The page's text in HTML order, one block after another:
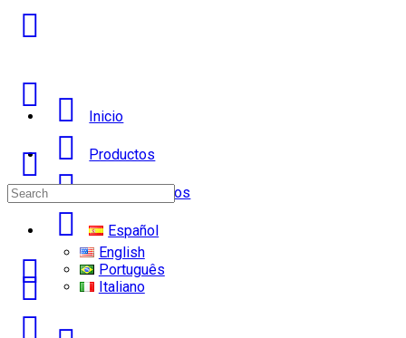
Inicio
Productos
Sobre Nosotros
Español
English
Português
Italiano
Search
for: